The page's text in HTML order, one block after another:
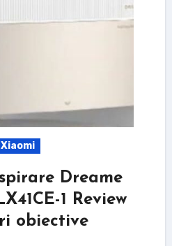
Xiaomi
Dreame
1 Review
obiective